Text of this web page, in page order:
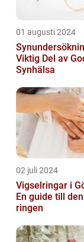
01 augusti 2024
Viktig Del av
Synhälsa
02 juli 2024
Vigselringar i
En guide till
ringen